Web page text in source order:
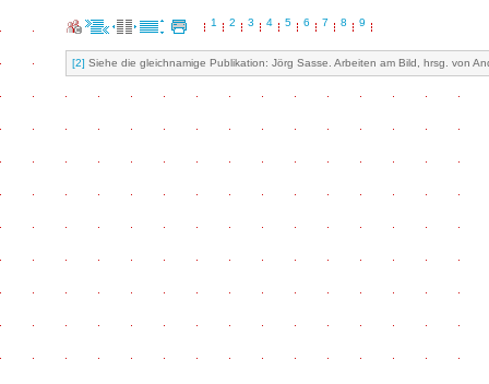
1 2 3 4 5 6 7 8 9
[2] Siehe die gleichnamige Publikation: Jörg Sasse. Arbeiten am Bild, hrsg. von